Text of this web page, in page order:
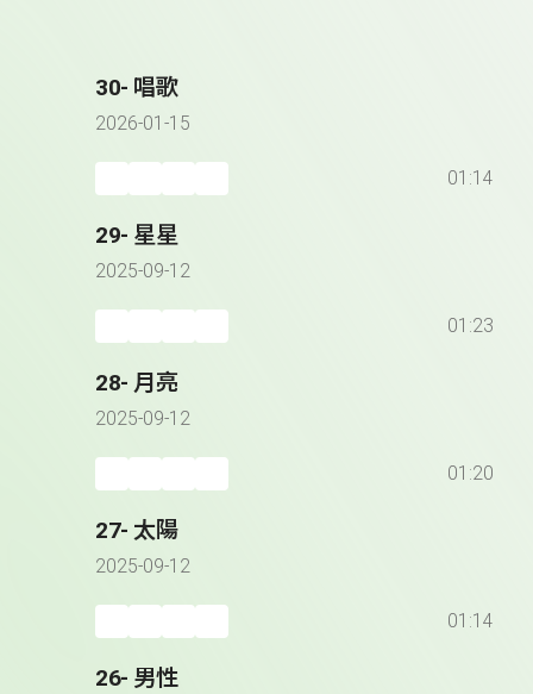
30- 唱歌
2026-01-15
01:14
29- 星星
2025-09-12
01:23
28- 月亮
2025-09-12
01:20
27- 太陽
2025-09-12
01:14
26- 男性